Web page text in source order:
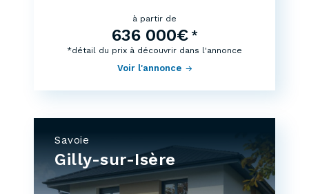
à partir de
636 000€ *
Voir l'annonce
*détail du prix à découvrir dans l'annonce
Savoie
Gilly-sur-Isère